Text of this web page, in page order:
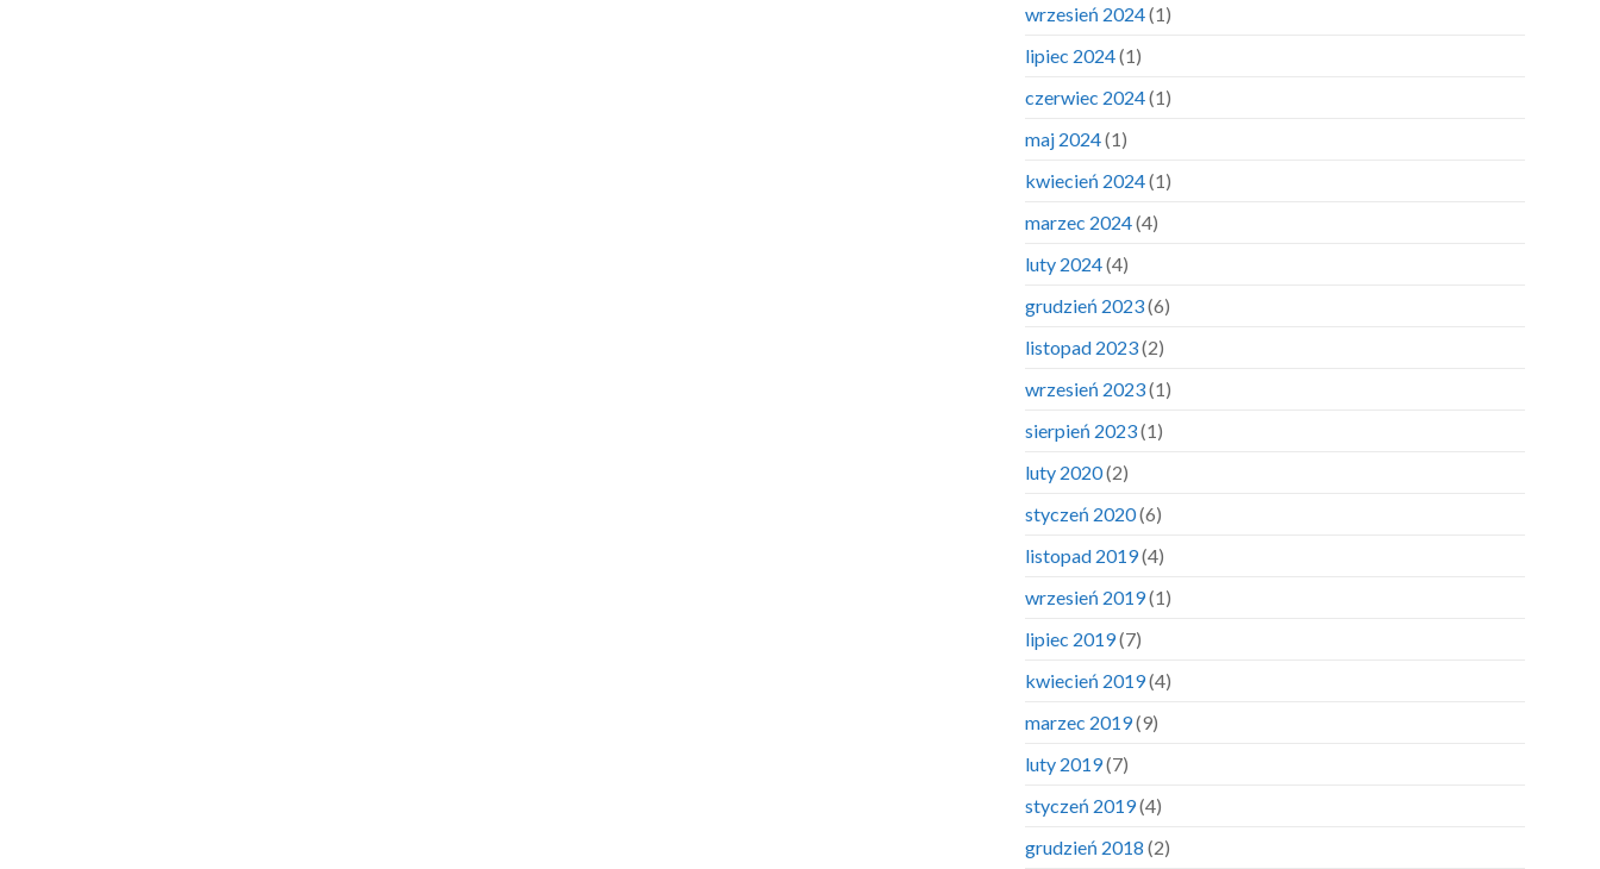
wrzesień 2024(1)
lipiec 2024(1)
czerwiec 2024(1)
maj 2024(1)
kwiecień 2024(1)
marzec 2024(4)
luty 2024(4)
grudzień 2023(6)
listopad 2023(2)
wrzesień 2023(1)
sierpień 2023(1)
luty 2020(2)
styczeń 2020(6)
listopad 2019(4)
wrzesień 2019(1)
lipiec 2019(7)
kwiecień 2019(4)
marzec 2019(9)
luty 2019(7)
styczeń 2019(4)
grudzień 2018 (2)